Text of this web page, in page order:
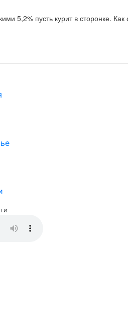
5,2% пусть курит в сторонке.